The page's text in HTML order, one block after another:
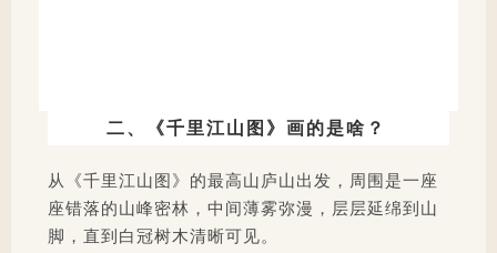
二、《千里江山图》画的是啥？
从《千里江山图》的最高山庐山出发，周围是一座
座错落的山峰密林，中间薄雾弥漫，层层延绵到山
脚，直到白冠树木清晰可见。